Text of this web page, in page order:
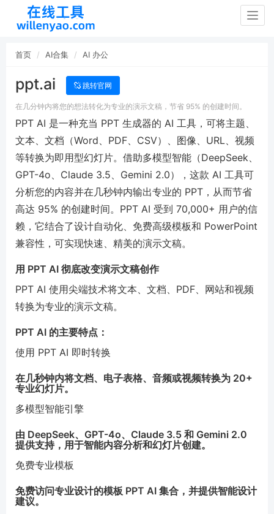
首页 AI合集 AI 办公
ppt.ai 跳转官网
在几分钟内将您的想法转化为专业的演示文稿，节省 95% 的创建时间。
PPT AI 是一种充当 PPT 生成器的 AI 工具，可将主题、
文本、文档（Word、PDF、CSV）、图像、URL、视频
等转换为即用型幻灯片。借助多模型智能（DeepSeek、
GPT-4o、Claude 3.5、Gemini 2.0），这款 AI 工具可
分析您的内容并在几秒钟内输出专业的 PPT，从而节省
高达 95% 的创建时间。PPT AI 受到 70,000+ 用户的信
赖，它结合了设计自动化、免费高级模板和 PowerPoint
兼容性，可实现快速、精美的演示文稿。
用 PPT AI 彻底改变演示文稿创作
PPT AI 使用尖端技术将文本、文档、PDF、网站和视频
转换为专业的演示文稿。
PPT AI 的主要特点：
使用 PPT AI 即时转换
在几秒钟内将文档、电子表格、音频或视频转换为 20+
专业幻灯片。
多模型智能引擎
由 DeepSeek、GPT-4o、Claude 3.5 和 Gemini 2.0
提供支持，用于智能内容分析和幻灯片创建。
免费专业模板
免费访问专业设计的模板 PPT AI 集合，并提供智能设计
建议。